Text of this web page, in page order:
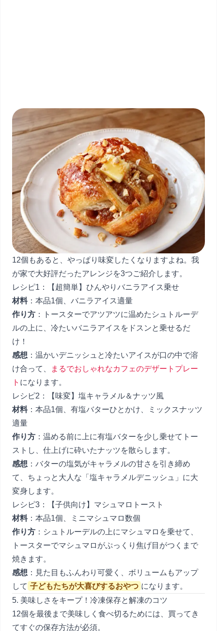
12個もあると、やっぱり味変したくなりますよね。我
が家で大好評だったアレンジを3つご紹介します。
レシピ1：【超簡単】ひんやりバニラアイス乗せ
材料：本品1個、バニラアイス適量
作り方 ：トースターでアツアツに温めたシュトルーデ
ルの上に、冷たいバニラアイスをドスンと乗せるだ
け！
感想 ：温かいデニッシュと冷たいアイスが口の中で溶
け合って、
まるでおしゃれなカフェのデザートプレー
ト になります。
レシピ2：【味変】塩キャラメル＆ナッツ風
材料：本品1個、有塩バターひとかけ、ミックスナッツ
適量
作り方 ：温める前に上に有塩バターを少し乗せてトー
ストし、仕上げに砕いたナッツを散らします。
感想 ：バターの塩気がキャラメルの甘さを引き締め
て、ちょっと大人な「塩キャラメルデニッシュ」に大
変身します。
レシピ3：【子供向け】マシュマロトースト
材料：本品1個、ミニマシュマロ数個
作り方 ：シュトルーデルの上にマシュマロを乗せて、
トースターでマシュマロがぷっくり焦げ目がつくまで
焼きます。
感想 ：見た目もふんわり可愛く、ボリュームもアップ
して 子どもたちが大喜びするおやつ になります。
5. 美味しさをキープ！冷凍保存と解凍のコツ
12個を最後まで美味しく食べ切るためには、買ってき
てすぐの保存方法が必須。